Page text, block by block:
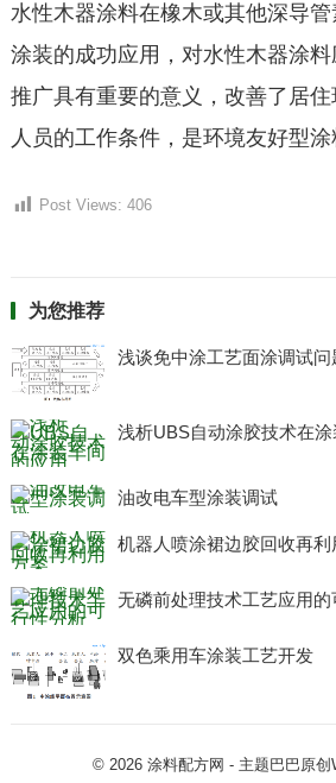
水性木器涂料在橡木或其他深导
涂装的成功应用，对水性木器涂
推广具有重要的意义，改善了居
人员的工作条件，是环境友好型涂
Post Views: 406
为您推荐
浅谈免中涂工艺面涂调试
浅析UBS自动涂胶技术在
油改电车型涂装调试
机器人喷涂裙边胶回收再利
无磷前处理技术工艺应用
双色乘用车涂装工艺开发
© 2026涂料配方网 - 主题巴巴原创